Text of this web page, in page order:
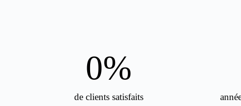
de clients satisfaits
0%